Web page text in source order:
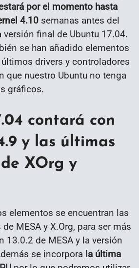
por el momento hasta
4.10 semanas antes del
versión final de Ubuntu 17.04.
se han añadido elementos
drivers y controladores
que nuestro Ubuntu no tenga
gráficos.
contará con
y las últimas
XOrg y
elementos se encuentran las
MESA y X.Org, para ser más
13.0.2 de MESA y la versión
se incorpora la última